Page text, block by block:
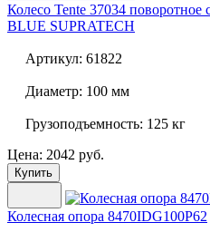
Колесо Tente 37034 поворотное
BLUE SUPRATECH
Артикул: 61822
Диаметр: 100 мм
Грузоподъемность: 125 кг
Цена: 2042 руб.
Купить
Колесная опора 8470IDG100P62